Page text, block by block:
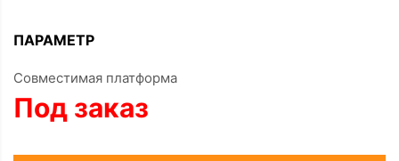
ПАРАМЕТР
Совместимая платформа
Под заказ